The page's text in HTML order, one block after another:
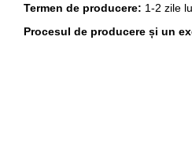
Termen de producere: 1-2 zile
Procesul de producere și un